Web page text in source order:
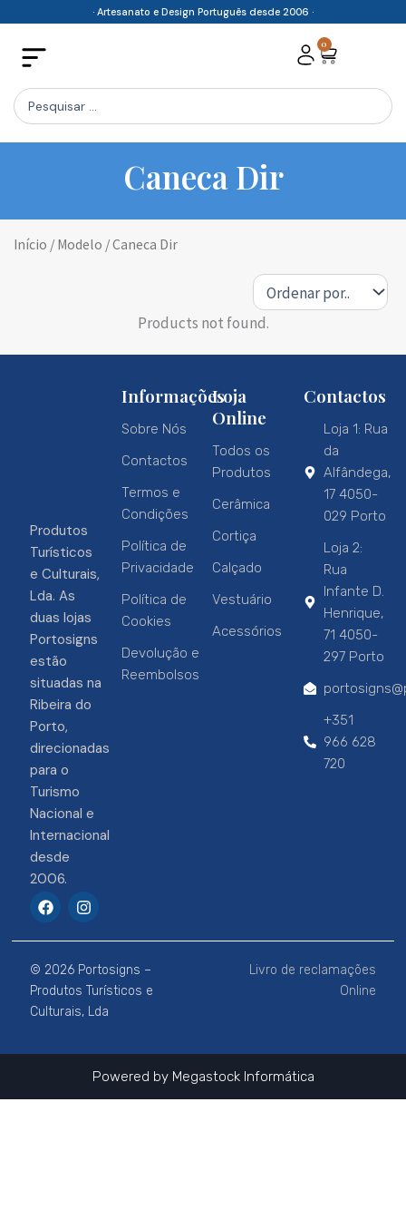
content
· Artesanato e Design Português desde 2006 ·
0
Cart
Search
...
Caneca Dir
Início / Modelo / Caneca Dir
Products not found.
Produtos
Turísticos
e Culturais,
Lda. As
duas lojas
Portosigns
estão
situadas na
Ribeira do
Porto,
direcionadas
para o
Turismo
Nacional e
Internacional
desde
2006.
F
a
e
b
o
o
k
I
n
t
a
g
r
a
m
Informações
Sobre Nós
Contactos
Termos e
Condições
Política de
Privacidade
Política de
Cookies
Devolução e
Reembolsos
Loja
Online
Todos os
Produtos
Cerâmica
Cortiça
Calçado
Vestuário
Acessórios
Contactos
Loja 1: Rua
da
Alfândega,
17 4050-
029 Porto
Loja 2:
Rua
Infante D.
Henrique,
71 4050-
297 Porto
+351
966 628
720
© 2026 Portosigns –
Produtos Turísticos e
Culturais, Lda
Livro de reclamações
Online
Powered by Megastock Informática